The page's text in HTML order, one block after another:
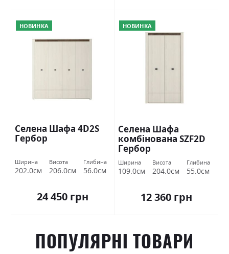
НОВИНКА
Селена Шафа 4D2S
Гербор
Ширина
202.0см
Висота
206.0см
Глибина
56.0см
24 450 грн
НОВИНКА
Селена Шафа
комбінована SZF2D
Гербор
Ширина
109.0см
Висота
204.0см
Глибина
55.0см
12 360 грн
ПОПУЛЯРНІ ТОВАРИ